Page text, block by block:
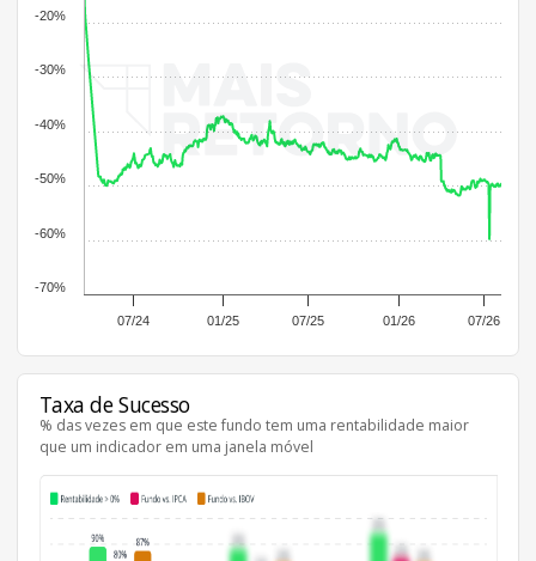
07/24 01/25 07/25 01/26 07/26
-70%
-60%
-50%
-40%
-30%
-20%
Taxa de Sucesso
% das vezes em que este fundo tem uma rentabilidade maior
que um indicador em uma janela móvel